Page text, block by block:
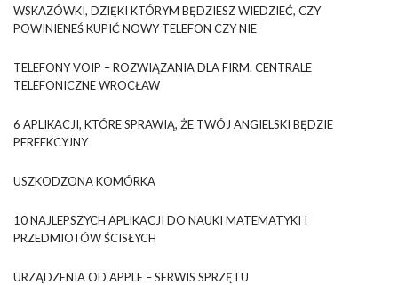
WSKAZÓWKI, DZIĘKI KTÓRYM BĘDZIESZ WIEDZIEĆ, CZY
POWINIENEŚ KUPIĆ NOWY TELEFON CZY NIE
TELEFONY VOIP – ROZWIĄZANIA DLA FIRM. CENTRALE
TELEFONICZNE WROCŁAW
6 APLIKACJI, KTÓRE SPRAWIĄ, ŻE TWÓJ ANGIELSKI BĘDZIE
PERFEKCYJNY
USZKODZONA KOMÓRKA
10 NAJLEPSZYCH APLIKACJI DO NAUKI MATEMATYKI I
PRZEDMIOTÓW ŚCISŁYCH
URZĄDZENIA OD APPLE – SERWIS SPRZĘTU